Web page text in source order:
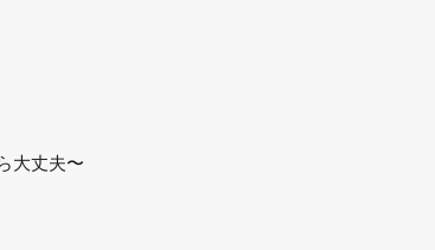
大丈夫〜